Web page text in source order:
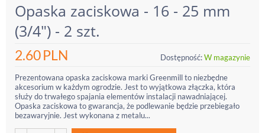
Opaska zaciskowa - 16 - 25 mm
(3/4") - 2 szt.
2.60PLN Dostępność:W magazynie
Prezentowana opaska zaciskowa marki Greenmill to niezbędne
akcesorium w każdym ogrodzie. Jest to wyjątkowa złączka, która
służy do trwałego spajania elementów instalacji nawadniającej.
Opaska zaciskowa to gwarancja, że podlewanie będzie przebiegało
bezawaryjnie. Jest wykonana z metalu...